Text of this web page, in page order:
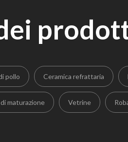
pollo Ceramica refrattaria
maturazione Vetrine